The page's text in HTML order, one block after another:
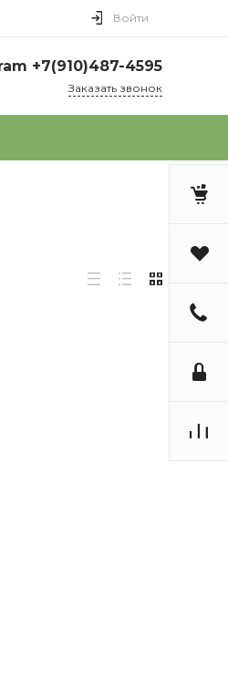
Войти
+7(910)487-4595
Заказать звонок